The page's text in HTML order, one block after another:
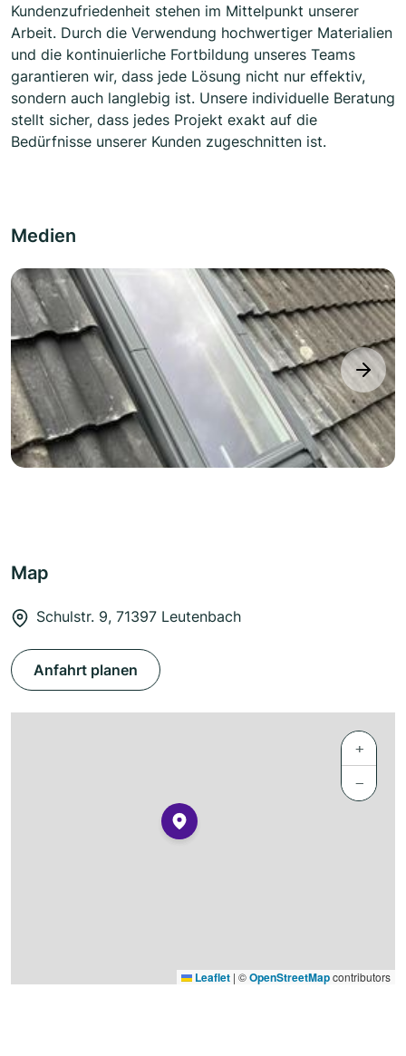
Kundenzufriedenheit stehen im Mittelpunkt unserer
Arbeit. Durch die Verwendung hochwertiger Materialien
und die kontinuierliche Fortbildung unseres Teams
garantieren wir, dass jede Lösung nicht nur effektiv,
sondern auch langlebig ist. Unsere individuelle Beratung
stellt sicher, dass jedes Projekt exakt auf die
Bedürfnisse unserer Kunden zugeschnitten ist.
Medien
next
Map
Schulstr. 9, 71397 Leutenbach
Anfahrt planen
+
−
Leaflet | ©OpenStreetMapcontributors